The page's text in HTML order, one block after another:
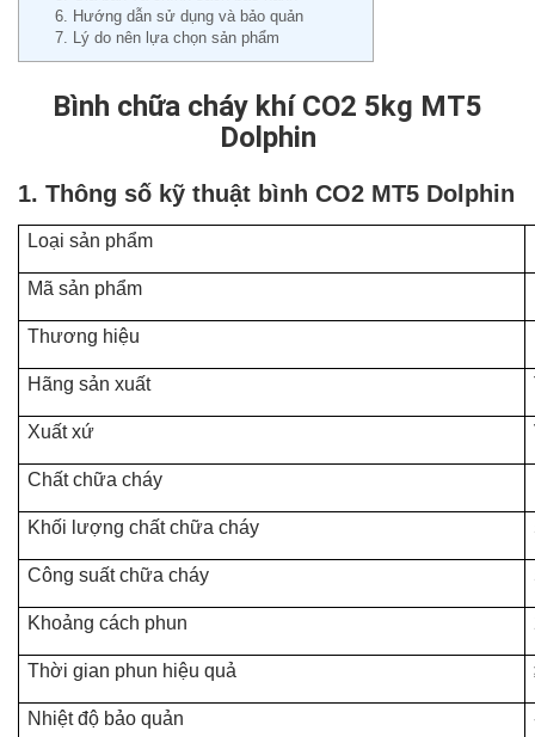
6. Hướng dẫn sử dụng và bảo quản
7. Lý do nên lựa chọn sản phẩm
Bình chữa cháy khí CO2 5kg MT5
Dolphin
1. Thông số kỹ thuật bình CO2 MT5 Dolphin
Loại sản phẩm
Mã sản phẩm
Thương hiệu
Hãng sản xuất
Xuất xứ
Chất chữa cháy
Khối lượng chất chữa cháy
Công suất chữa cháy
Khoảng cách phun
Thời gian phun hiệu quả
Nhiệt độ bảo quản